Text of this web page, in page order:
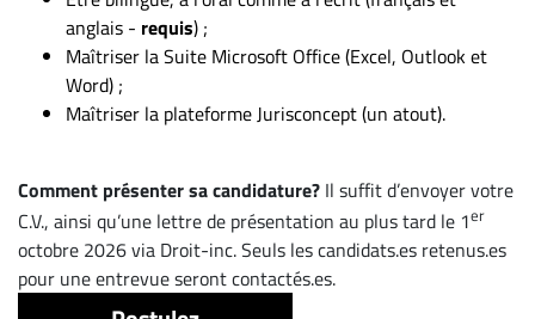
anglais - requis) ;
Maîtriser la Suite Microsoft Office (Excel, Outlook et
Word) ;
Maîtriser la plateforme Jurisconcept (un atout).
Comment présenter sa candidature? Il suffit d’envoyer votre
C.V., ainsi qu’une lettre de présentation au plus tard le 1er
octobre 2026 via Droit-inc. Seuls les candidats.es retenus.es
pour une entrevue seront contactés.es.